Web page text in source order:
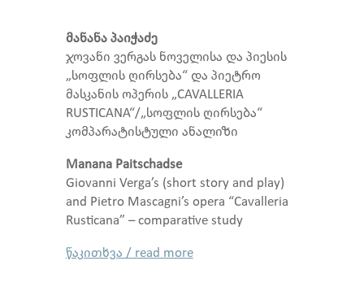
მანანა პაიჭაძე
ჯოვანი ვერგას ნოველისა და პიესის
„სოფლის ღირსება“ და პიეტრო
მასკანის ოპერის „CAVALLERIA
RUSTICANA“/„სოფლის ღირსება“
კომპარატისტული ანალიზი
Manana Paitschadse
Giovanni Verga’s (short story and play)
and Pietro Mascagni’s opera “Cavalleria
Rusticana” – comparative study
წაკითხვა / read more